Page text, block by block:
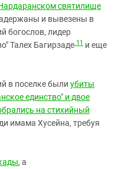
святилище
и вывезены в
богослов, лидер
Талех Багирзаде 11 и еще
в поселке были убиты
единство" и двое
на стихийный
имама Хусейна, требуя
, а